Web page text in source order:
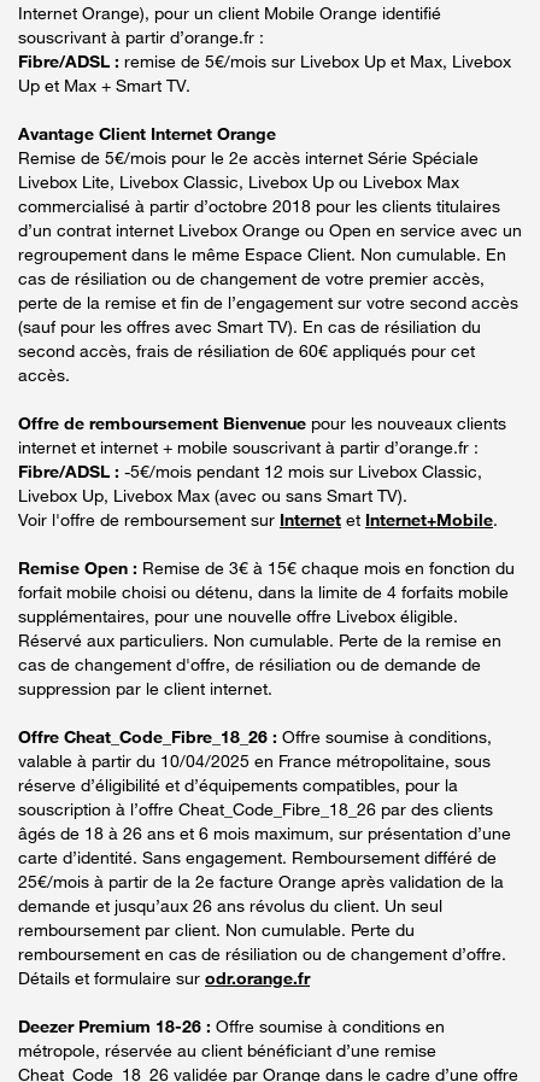
Internet Orange), pour un client Mobile Orange identifié
souscrivant à partir d’orange.fr :
Fibre/ADSL : remise de 5€/mois sur Livebox Up et Max, Livebox
Up et Max + Smart TV.
Avantage Client Internet Orange
Remise de 5€/mois pour le 2e accès internet Série Spéciale
Livebox Lite, Livebox Classic, Livebox Up ou Livebox Max
commercialisé à partir d’octobre 2018 pour les clients titulaires
d’un contrat internet Livebox Orange ou Open en service avec un
regroupement dans le même Espace Client. Non cumulable. En
cas de résiliation ou de changement de votre premier accès,
perte de la remise et fin de l’engagement sur votre second accès
(sauf pour les offres avec Smart TV). En cas de résiliation du
second accès, frais de résiliation de 60€ appliqués pour cet
accès.
Offre de remboursement Bienvenue pour les nouveaux clients
internet et internet + mobile souscrivant à partir d’orange.fr :
Fibre/ADSL : -5€/mois pendant 12 mois sur Livebox Classic,
Livebox Up, Livebox Max (avec ou sans Smart TV).
Voir l'offre de remboursement sur Internet et Internet+Mobile.
Remise Open : Remise de 3€ à 15€ chaque mois en fonction du
forfait mobile choisi ou détenu, dans la limite de 4 forfaits mobile
supplémentaires, pour une nouvelle offre Livebox éligible.
Réservé aux particuliers. Non cumulable. Perte de la remise en
cas de changement d'offre, de résiliation ou de demande de
suppression par le client internet.
Offre Cheat_Code_Fibre_18_26 : Offre soumise à conditions,
valable à partir du 10/04/2025 en France métropolitaine, sous
réserve d’éligibilité et d’équipements compatibles, pour la
souscription à l’offre Cheat_Code_Fibre_18_26 par des clients
âgés de 18 à 26 ans et 6 mois maximum, sur présentation d’une
carte d’identité. Sans engagement. Remboursement différé de
25€/mois à partir de la 2e facture Orange après validation de la
demande et jusqu’aux 26 ans révolus du client. Un seul
remboursement par client. Non cumulable. Perte du
remboursement en cas de résiliation ou de changement d’offre.
Détails et formulaire sur odr.orange.fr
Deezer Premium 18-26 : Offre soumise à conditions en
métropole, réservée au client bénéficiant d’une remise
Cheat_Code_18_26 validée par Orange dans le cadre d’une offre